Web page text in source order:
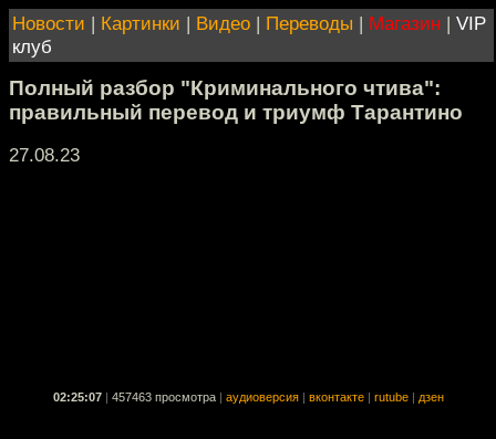
Новости | Картинки | Видео | Переводы | Магазин | VIP
клуб
Полный разбор "Криминального чтива":
правильный перевод и триумф Тарантино
27.08.23
02:25:07 457463 просмотра аудиоверсия вконтакте rutube дзен